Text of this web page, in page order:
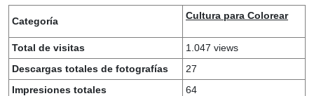
Categoría Cultura para Colorear
Total de visitas
1.047 views
Descargas totales de fotografías
27
Impresiones totales
64